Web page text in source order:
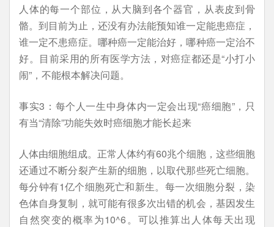
人体的每一个部位，从大脑到各个器官，从表皮到骨
骼。到目前为止，还没有办法能预知谁一定能患癌症，
谁一定不患癌症。哪种癌一定能治好，哪种癌一定治不
好。目前采用的所有医学方法，对癌症都还是“小打小
闹”，不能根本解决问题。
事实3：每个人一生中身体内一定会出现“癌细胞”，只
有当“清除”功能失效时癌细胞才能长起来
人体由细胞组成。正常人体约有60兆个细胞，这些细胞
还通过不断分裂产生新的细胞，以取代那些死亡细胞。
每分钟有1亿个细胞死亡和新生。每一次细胞分裂，染
色体自身复制，就可能有很多次出错的机会，基因发生
自然突变的概率为10^6。可以推算出人体每天出现